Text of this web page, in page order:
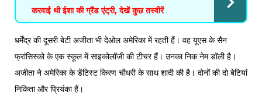
करवाई थी ईशा की ग्रैंड एंट्री, देखें कुछ तस्वीरें
धर्मेंद्र की दूसरी बेटी अजीता भी देओल अमेरिका में रहती हैं। वह यूएस के सैन
फ्रांसिस्को के एक स्कूल में साइकोलॉजी की टीचर हैं। उनका निक नेम डॉली है।
अजीता ने अमेरिका के डेंटिस्ट किरण चौधरी के साथ शादी की है। दोनों की दो बेटियां
निकिता और प्रियंका हैं।